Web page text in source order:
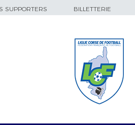
SUPPORTERS BILLETTERIE